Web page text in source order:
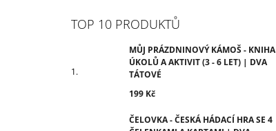
TOP 10 PRODUKTŮ
MŮJ PRÁZDNINOVÝ KÁMOŠ - KNIHA
ÚKOLŮ A AKTIVIT (3 - 6 LET) | DVA
TÁTOVÉ
199 Kč
ČELOVKA - ČESKÁ HÁDACÍ HRA SE 4